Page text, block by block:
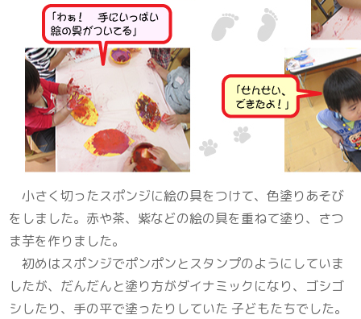
小さく切ったスポンジに絵の具をつけて、色塗りあそび
をしました。赤や茶、紫などの絵の具を重ねて塗り、さつ
ま芋を作りました。
初めはスポンジでポンポンとスタンプのようにしていま
したが、だんだんと塗り方がダイナミックになり、ゴシゴ
シしたり、手の平で塗ったりしていた 子どもたちでした。